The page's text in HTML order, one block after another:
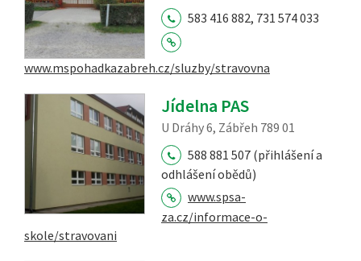
583 416 882, 731 574 033
www.mspohadkazabreh.cz/sluzby/stravovna
Jídelna PAS
U Dráhy 6, Zábřeh 789 01
588 881 507 (přihlášení a
odhlášení obědů)
www.spsa-
za.cz/informace-o-
skole/stravovani